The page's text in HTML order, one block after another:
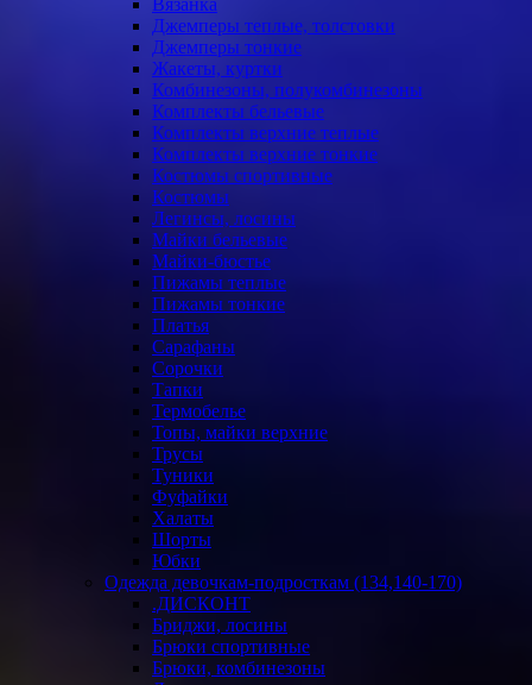
Вязанка
Джемперы теплые, толстовки
Джемперы тонкие
Жакеты, куртки
Комбинезоны, полукомбинезоны
Комплекты бельевые
Комплекты верхние теплые
Комплекты верхние тонкие
Костюмы спортивные
Костюмы
Легинсы, лосины
Майки бельевые
Майки-бюстье
Пижамы теплые
Пижамы тонкие
Платья
Сарафаны
Сорочки
Тапки
Термобелье
Топы, майки верхние
Трусы
Туники
Фуфайки
Халаты
Шорты
Юбки
Одежда девочкам-подросткам (134,140-170)
.ДИСКОНТ
Бриджи, лосины
Брюки спортивные
Брюки, комбинезоны